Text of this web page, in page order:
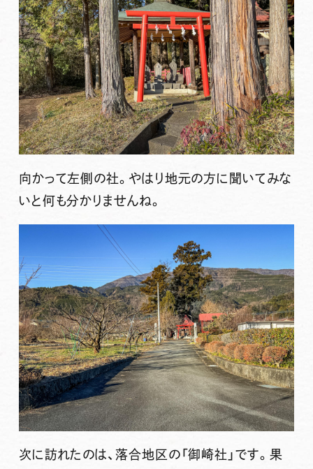
向かって左側の社。やはり地元の方に聞いてみな
いと何も分かりませんね。
次に訪れたのは、落合地区の 「御崎社」です。果